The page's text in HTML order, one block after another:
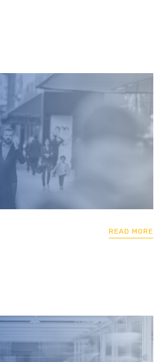
READ MORE